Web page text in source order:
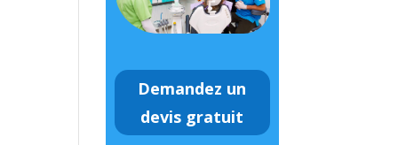
Demandez un
devis gratuit